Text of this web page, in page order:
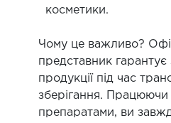
косметики.
Чому це важливо?
представник гарантує
продукції під час
зберігання. Працюючи
препаратами, ви